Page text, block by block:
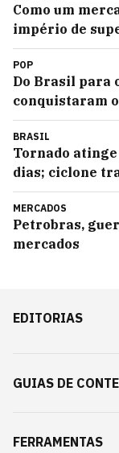
Como um
império de
POP
Do Brasil para
conquistaram
BRASIL
Tornado atinge
dias; ciclone
MERCADOS
Petrobras,
mercados
EDITORIAS
GUIAS DE
FERRAMENTAS